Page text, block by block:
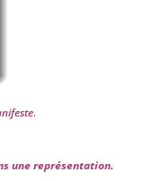
.
une repré­sen­ta­tion.